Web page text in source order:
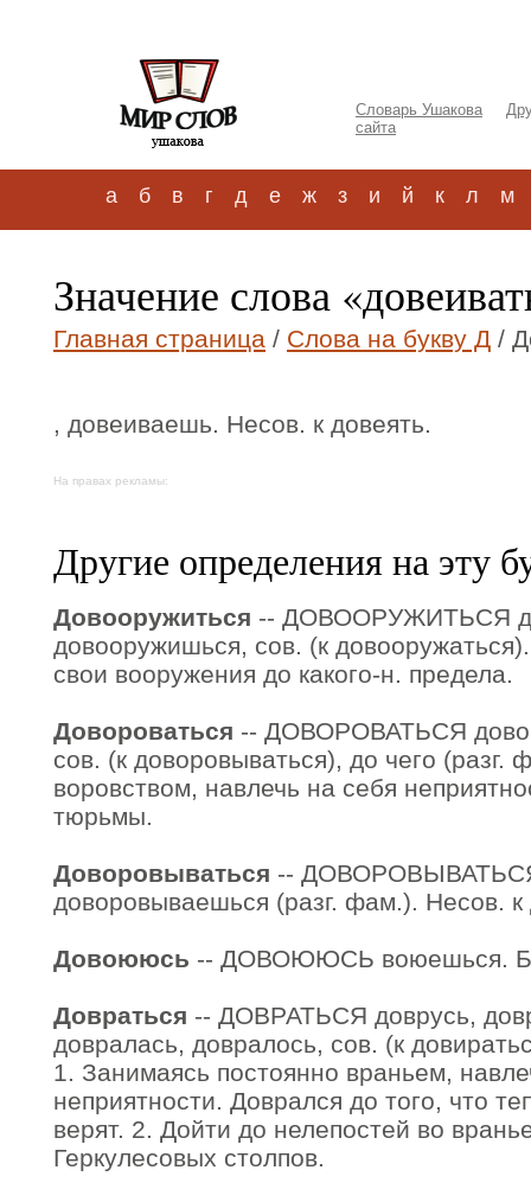
Словарь Ушакова
сайта
а б в г д е ж з и й к л м
Значение слова
Главная страница / Слова на букву Д /
, довеиваешь. Несов. к довеять.
На правах рекламы:
Другие определения на эту
Довооружиться -- ДОВООРУЖИТЬСЯ
довооружишься, сов. (к
свои вооружения до какого-н. предела.
Довороваться -- ДОВОРОВАТЬСЯ
сов. (к доворовываться), до чего (разг.
воровством, навлечь на себя
тюрьмы.
Доворовываться --
доворовываешься (разг. фам.). Несов. к
Довоююсь -- ДОВОЮЮСЬ воюешься.
Довраться -- ДОВРАТЬСЯ доврусь,
довралась, довралось, сов. (к
1. Занимаясь постоянно враньем,
неприятности. Доврался до того, что
верят. 2. Дойти до нелепостей во
Геркулесовых столпов.